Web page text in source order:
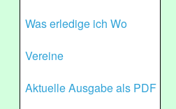
Was erledige ich Wo
Vereine
Aktuelle Ausgabe als PDF